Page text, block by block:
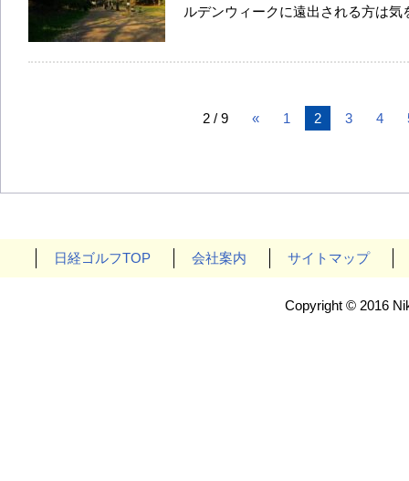
ルデンウィークに遠出される方は
2 / 9 « 1 2 3 4
日経ゴルフTOP 会社案内 サイトマップ
Copyright © 2016